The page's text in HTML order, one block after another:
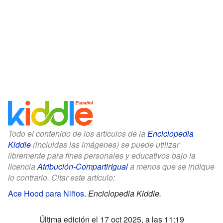
Todo el contenido de los artículos de la Enciclopedia
Kiddle (incluidas las imágenes) se puede utilizar
libremente para fines personales y educativos bajo la
licenciaAtribución-CompartirIguala menos que se indique
lo contrario. Citar este artículo:
Ace Hood para Niños. Enciclopedia Kiddle.
Última edición el 17 oct 2025, a las 11:19